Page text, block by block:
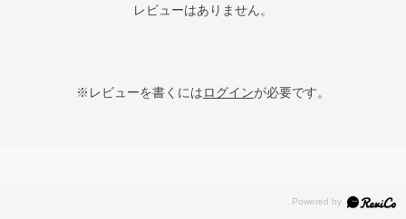
レビューはありません。
※レビューを書くにはログインが必要です。